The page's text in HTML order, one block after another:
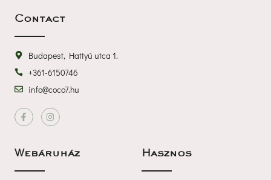
Contact
Budapest, Hattyú utca 1.
+361-6150746
info@coco7.hu
Webáruház Haszno